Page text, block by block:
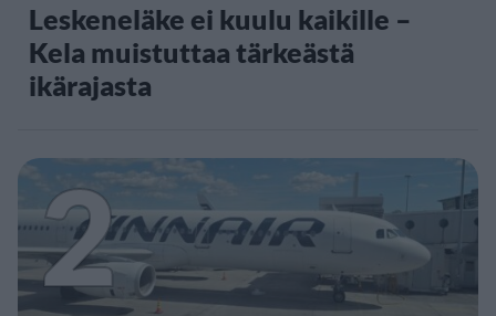
Leskeneläke ei kuulu kaikille –
Kela muistuttaa tärkeästä
ikärajasta
2